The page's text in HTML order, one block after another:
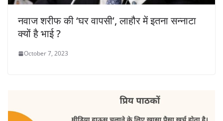
नवाज शरीफ की ‘घर वापसी’, लाहौर में इतना सन्नाटा
क्यों है भाई ?
October 7, 2023